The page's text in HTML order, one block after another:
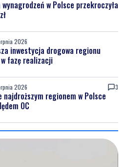
2026
inwestycja drogowa regionu
2026
najdroższym regionem w Polsce